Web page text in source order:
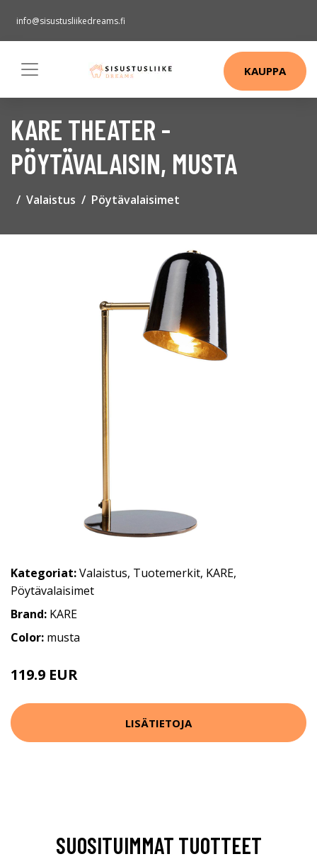
info@sisustusliikedreams.fi
KAUPPA
KARE THEATER -
PÖYTÄVALAISIN, MUSTA
Valaistus Pöytävalaisimet
Kategoriat:Valaistus, Tuotemerkit, KARE,
Pöytävalaisimet
Brand: KARE
Color: musta
119.9 EUR
LISÄTIETOJA
SUOSITUIMMAT TUOTTEET